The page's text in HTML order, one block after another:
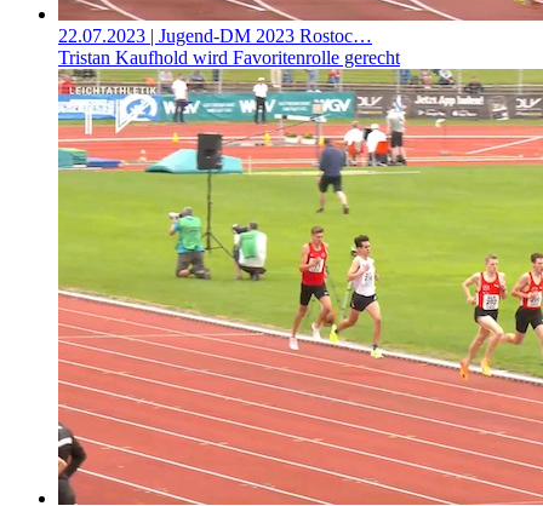
22.07.2023 | Jugend-DM 2023 Rostoc…
Tristan Kaufhold wird Favoritenrolle gerecht